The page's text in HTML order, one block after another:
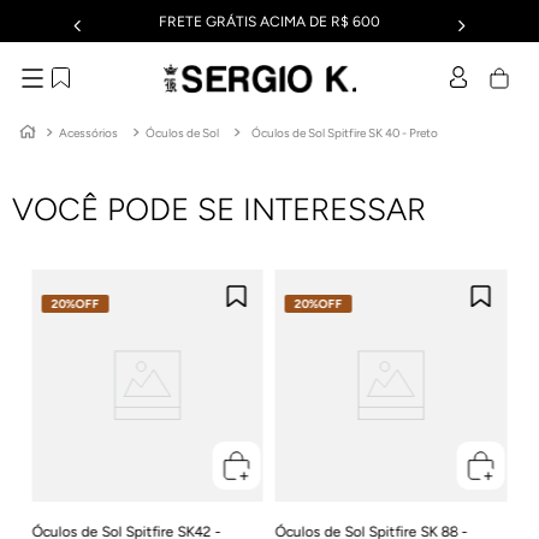
FRETE GRÁTIS ACIMA DE R$ 600
Acessórios Óculos de Sol Óculos de Sol Spitfire SK 40 - Preto
VOCÊ PODE SE INTERESSAR
20%OFF
Óculos de Sol Spitfire SK42 -
20%OFF
Óculos de Sol Spitfire SK 88 -